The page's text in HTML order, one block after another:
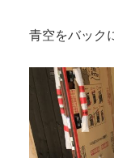
青空をバック